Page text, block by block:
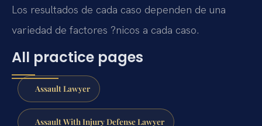
Los resultados de cada caso dependen de una
variedad de factores ?nicos a cada caso.
All practice pages
Assault Lawyer
Assault With Injury Defense Lawyer